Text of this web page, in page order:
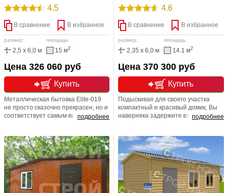
4.5
В сравнение В избранное
размер:
2,5 x 6,0 м
площадь:
15 м2
Купить
Цена 326 060 руб
подробнее
Металлическая бытовка Elite-019
не просто сказочно прекрасен, но и
соответствует самым высоким
изящество, внутреннее убранство
также на высоком уровне.
Однозначно одно, что от данного
проекта будут в восторге самые
заядлые приобретатели. Любая
размерная линейка! Любая
перепланировка!
4.6
В сравнение В избранное
размер:
2,35 x 6,0 м
площадь:
14.1 м2
Купить
Цена 370 300 руб
подробнее
Подыскивая для своего участка
компактный и красивый домик, Вы
наверняка задержите взгляд на
сконцентрировать все самое
лучшее, уместив это в небольшие
размеры. Неослабевающий спрос
на эту модель свидетельствует о
том, что мы не ошиблись.